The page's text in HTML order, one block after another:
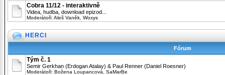
Cobra 11/12 - interaktivně
Videa, hudba, download epizod...
Moderátoři: Aleš Vaněk Woxys
HERCI
Fórum
Tým č. 1
Semir Gerkhan (Erdogan Atalay) & Paul Renner (Daniel Roesner)
Moderátoři: Božena Loupancová SaMarBe